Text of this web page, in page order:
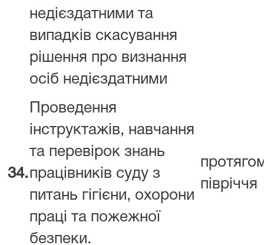
недієздатними та
випадків скасування
рішення про визнання
осіб недієздатними
34.
Проведення
інструктажів, навчання
та перевірок знань
працівників суду з
питань гігієни, охорони
праці та пожежної
безпеки.
півріччя